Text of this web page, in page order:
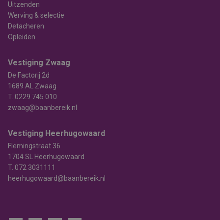
Uitzenden
Werving & selectie
Detacheren
Opleiden
Vestiging Zwaag
De Factorij 2d
1689 AL Zwaag
T. 0229 745 010
zwaag@baanbereik.nl
Vestiging Heerhugowaard
Flemingstraat 36
1704 SL Heerhugowaard
T. 072 3031111
heerhugowaard@baanbereik.nl